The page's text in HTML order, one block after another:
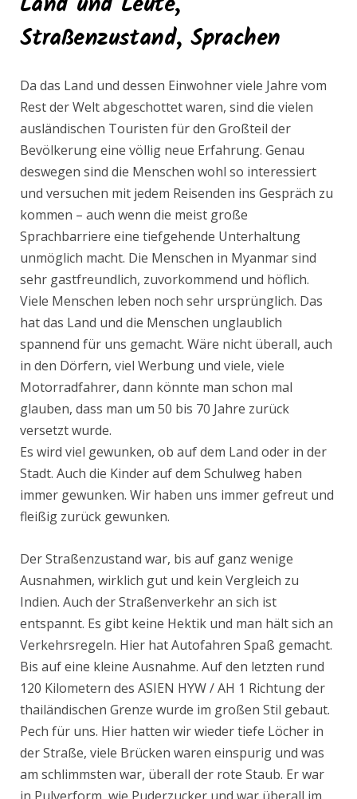
Straßenzustand, Sprachen
Da das Land und dessen Einwohner viele Jahre vom
Rest der Welt abgeschottet waren, sind die vielen
ausländischen Touristen für den Großteil der
Bevölkerung eine völlig neue Erfahrung. Genau
deswegen sind die Menschen wohl so interessiert
und versuchen mit jedem Reisenden ins Gespräch zu
kommen – auch wenn die meist große
Sprachbarriere eine tiefgehende Unterhaltung
unmöglich macht. Die Menschen in Myanmar sind
sehr gastfreundlich, zuvorkommend und höflich.
Viele Menschen leben noch sehr ursprünglich. Das
hat das Land und die Menschen unglaublich
spannend für uns gemacht. Wäre nicht überall, auch
in den Dörfern, viel Werbung und viele, viele
Motorradfahrer, dann könnte man schon mal
glauben, dass man um 50 bis 70 Jahre zurück
versetzt wurde.
Es wird viel gewunken, ob auf dem Land oder in der
Stadt. Auch die Kinder auf dem Schulweg haben
immer gewunken. Wir haben uns immer gefreut und
fleißig zurück gewunken.
Der Straßenzustand war, bis auf ganz wenige
Ausnahmen, wirklich gut und kein Vergleich zu
Indien. Auch der Straßenverkehr an sich ist
entspannt. Es gibt keine Hektik und man hält sich an
Verkehrsregeln. Hier hat Autofahren Spaß gemacht.
Bis auf eine kleine Ausnahme. Auf den letzten rund
120 Kilometern des ASIEN HYW / AH 1 Richtung der
thailändischen Grenze wurde im großen Stil gebaut.
Pech für uns. Hier hatten wir wieder tiefe Löcher in
der Straße, viele Brücken waren einspurig und was
am schlimmsten war, überall der rote Staub. Er war